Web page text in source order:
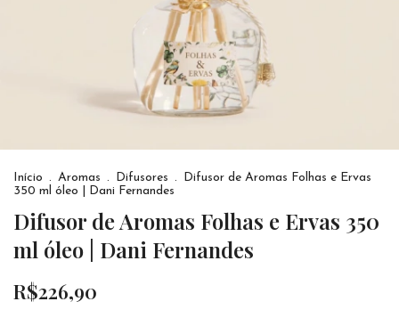
Início . Aromas . Difusores . Difusor de Aromas Folhas e Ervas
350 ml óleo | Dani Fernandes
Difusor de Aromas Folhas e Ervas 350
ml óleo | Dani Fernandes
R$226,90